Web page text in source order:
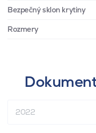
Bezpečný sklon krytiny
Rozmery
2022